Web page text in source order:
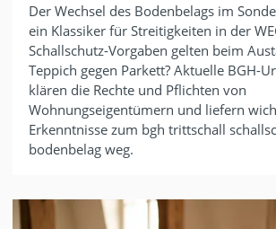
Der Wechsel des Bodenbelags im
ein Klassiker für Streitigkeiten in der
Schallschutz-Vorgaben gelten beim
Teppich gegen Parkett? Aktuelle BGH-
klären die Rechte und Pflichten von
Wohnungseigentümern und liefern
Erkenntnisse zum bgh trittschall
bodenbelag weg.